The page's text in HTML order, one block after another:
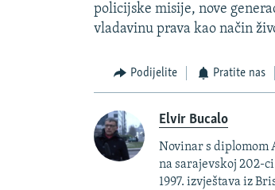
policijske misije, nove
vladavinu prava kao način
Podijelite Pratite nas
Elvir Bucalo
Novinar s diplomom
na sarajevskoj 202-
1997. izvještava iz